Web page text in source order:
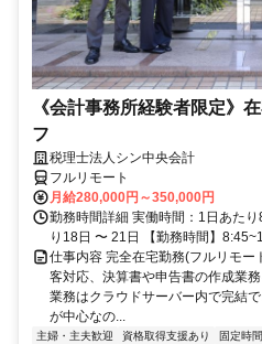
《会計事務所経験者限定》
フ
税理士法人シン中央会計
フルリモート
月給280,000円～350,000円
勤務時間詳細 実働時間：1日あた
り18日 〜 21日 【勤務時間】
仕事内容 完全在宅勤務(フルリモ
客対応、決算書や申告書の作成業
業務はクラウドサーバー内で完結
が中心なの...
主婦・主夫歓迎 資格取得支援あり 固定時